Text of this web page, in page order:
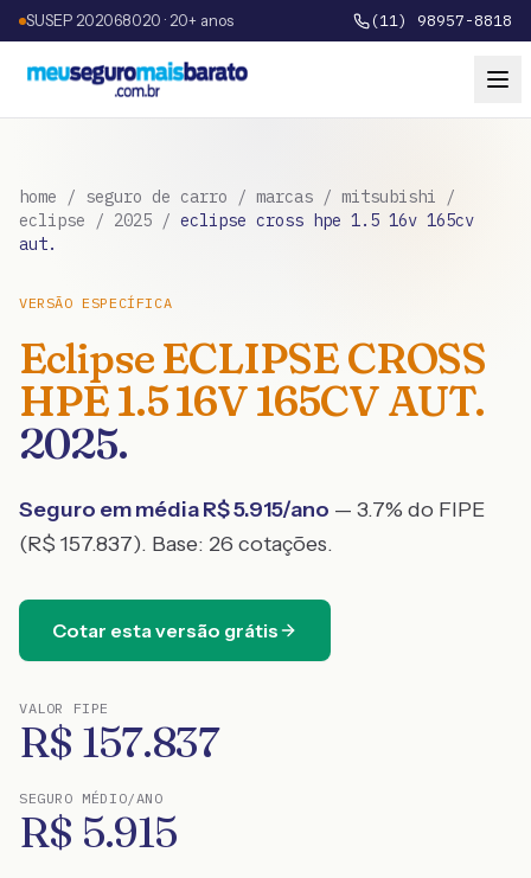
SUSEP 202068020 · 20+ anos (11) 98957-8818
home / seguro de carro / marcas / mitsubishi /
eclipse / 2025 / eclipse cross hpe 1.5 16v 165cv
aut.
VERSÃO ESPECÍFICA
EclipseECLIPSE CROSS
HPE 1.5 16V 165CV AUT.
2025.
Seguro em média R$5.915/ano — 3.7% do FIPE
(R$ 157.837). Base: 26 cotações.
Cotar esta versão grátis
VALOR FIPE
R$ 157.837
SEGURO MÉDIO/ANO
R$ 5.915